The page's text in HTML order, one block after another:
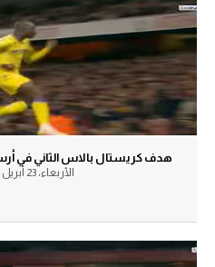
آسيا
أمريكا
ركن الألعاب
تحقيق في الجول
أمريكا
أقسام خاصة
Gamers
تقرير في الجول
تحليل في الجول
هدف كريستال بالاس الثاني في
الأربعاء، 23 أبريل 2025 - 23:29